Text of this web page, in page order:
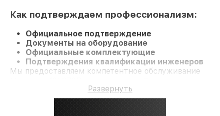
Как подтверждаем профессионализм:
Официальное подтверждение
Документы на оборудование
Официальные комплектующие
Подтверждения квалификации инженеров
Мы предоставляем компетентное обслуживание
Развернуть